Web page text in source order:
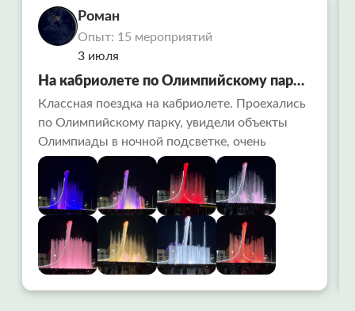
Роман
Опыт: 15 мероприятий
3 июля
На кабриолете по Олимпийскому парку
в Сочи
Классная поездка на кабриолете. Проехались
по Олимпийскому парку, увидели объекты
Олимпиады в ночной подсветке, очень
красиво. Заехали на поющие фонтаны-
вообще огонь ! Алексей водитель рассказал
много интересного. Советую попробовать
всем!